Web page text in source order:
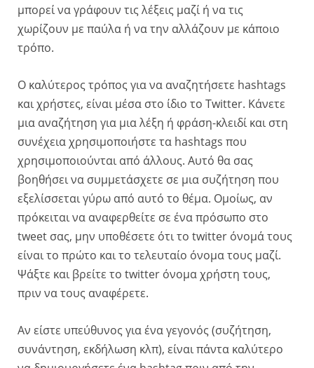
μπορεί να γράφουν τις λέξεις μαζί ή να τις
χωρίζουν με παύλα ή να την αλλάζουν με κάποιο
τρόπο.
Ο καλύτερος τρόπος για να αναζητήσετε hashtags
και χρήστες, είναι μέσα στο ίδιο το Twitter. Κάνετε
μια αναζήτηση για μια λέξη ή φράση-κλειδί και στη
συνέχεια χρησιμοποιήστε τα hashtags που
χρησιμοποιούνται από άλλους. Αυτό θα σας
βοηθήσει να συμμετάσχετε σε μια συζήτηση που
εξελίσσεται γύρω από αυτό το θέμα. Ομοίως, αν
πρόκειται να αναφερθείτε σε ένα πρόσωπο στο
tweet σας, μην υποθέσετε ότι το twitter όνομά τους
είναι το πρώτο και το τελευταίο όνομα τους μαζί.
Ψάξτε και βρείτε το twitter όνομα χρήστη τους,
πριν να τους αναφέρετε.
Αν είστε υπεύθυνος για ένα γεγονός (συζήτηση,
συνάντηση, εκδήλωση κλπ), είναι πάντα καλύτερο